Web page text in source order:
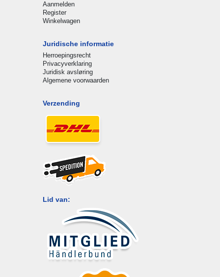
Aanmelden
Register
Winkelwagen
Juridische informatie
Herroepingsrecht
Privacyverklaring
Juridisk avsløring
Algemene voorwaarden
Verzending
Lid van: